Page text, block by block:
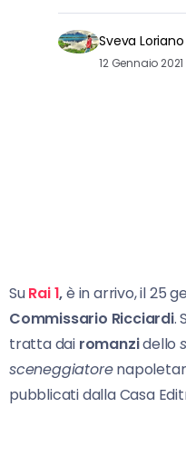
Sveva Loriano
12 Gennaio 2021
SuRai 1,è in arrivo, il 25
Commissario Ricciardi.
tratta dai romanzidello
sceneggiatore
pubblicati dalla Casa